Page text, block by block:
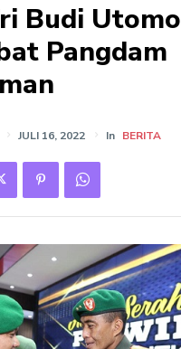
Budi Utomo
Pangdam
JULI 16, 2022 In BERITA